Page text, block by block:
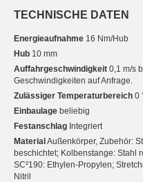
TECHNISCHE DATEN
Energieaufnahme 16 Nm/Hub
Hub 10 mm
Auffahrgeschwindigkeit 0,1 m/s
Geschwindigkeiten auf Anfrage.
Zulässiger Temperaturbereich 0
Einbaulage beliebig
Festanschlag Integriert
MaterialAußenkörper, Zubehör:
beschichtet; Kolbenstange: Stahl
SC²190: Ethylen-Propylen;
Nitril